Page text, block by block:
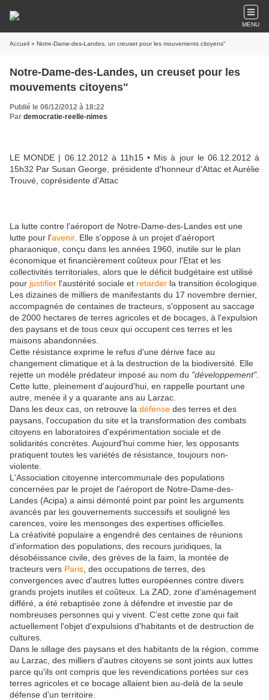
MENU
Accueil » Notre-Dame-des-Landes, un creuset pour les mouvements citoyens"
Notre-Dame-des-Landes, un creuset pour les
mouvements citoyens"
Publié le 06/12/2012 à 18:22
Par democratie-reelle-nimes
LE MONDE | 06.12.2012 à 11h15 • Mis à jour le 06.12.2012 à
15h32 Par Susan George, présidente d'honneur d'Attac et Aurélie
Trouvé, coprésidente d'Attac
La lutte contre l'aéroport de Notre-Dame-des-Landes est une
lutte pour l'avenir. Elle s'oppose à un projet d'aéroport
pharaonique, conçu dans les années 1960, inutile sur le plan
économique et financièrement coûteux pour l'Etat et les
collectivités territoriales, alors que le déficit budgétaire est utilisé
pour justifier l'austérité sociale et retarder la transition écologique.
Les dizaines de milliers de manifestants du 17 novembre dernier,
accompagnés de centaines de tracteurs, s'opposent au saccage
de 2000 hectares de terres agricoles et de bocages, à l'expulsion
des paysans et de tous ceux qui occupent ces terres et les
maisons abandonnées.
Cette résistance exprime le refus d'une dérive face au
changement climatique et à la destruction de la biodiversité. Elle
rejette un modèle prédateur imposé au nom du "développement".
Cette lutte, pleinement d'aujourd'hui, en rappelle pourtant une
autre, menée il y a quarante ans au Larzac.
Dans les deux cas, on retrouve la défense des terres et des
paysans, l'occupation du site et la transformation des combats
citoyens en laboratoires d'expérimentation sociale et de
solidarités concrètes. Aujourd'hui comme hier, les opposants
pratiquent toutes les variétés de résistance, toujours non-
violente.
L'Association citoyenne intercommunale des populations
concernées par le projet de l'aéroport de Notre-Dame-des-
Landes (Acipa) a ainsi démonté point par point les arguments
avancés par les gouvernements successifs et souligné les
carences, voire les mensonges des expertises officielles.
La créativité populaire a engendré des centaines de réunions
d'information des populations, des recours juridiques, la
désobéissance civile, des grèves de la faim, la montée de
tracteurs vers Paris , des occupations de terres, des
convergences avec d'autres luttes européennes contre divers
grands projets inutiles et coûteux. La ZAD, zone d'aménagement
différé, a été rebaptisée zone à défendre et investie par de
nombreuses personnes qui y vivent. C'est cette zone qui fait
actuellement l'objet d'expulsions d'habitants et de destruction de
cultures.
Dans le sillage des paysans et des habitants de la région, comme
au Larzac, des milliers d'autres citoyens se sont joints aux luttes
parce qu'ils ont compris que les revendications portées sur ces
terres agricoles et ce bocage allaient bien au-delà de la seule
défense d'un territoire.